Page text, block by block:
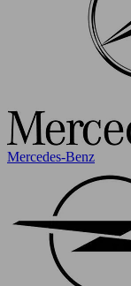
Mercedes-Benz